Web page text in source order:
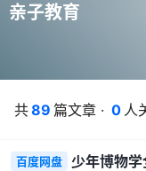
亲子教育
共89 篇文章 · 0 人
百度网盘
少年博物